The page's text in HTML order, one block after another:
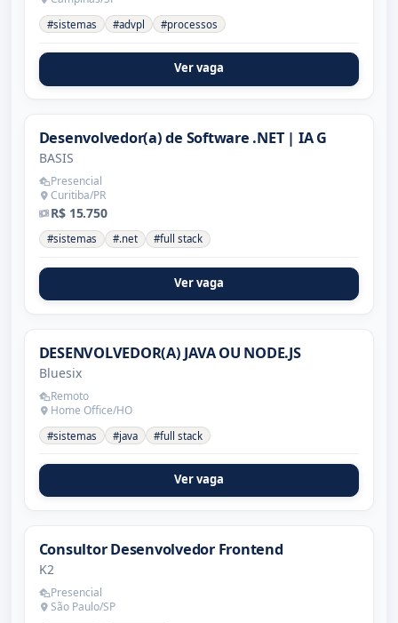
#sistemas #advpl #processos
Ver vaga
Desenvolvedor(a) de Software .NET | IA G
BASIS
Presencial
Curitiba/PR
R$ 15.750
#sistemas #.net #full stack
Ver vaga
DESENVOLVEDOR(A) JAVA OU NODE.JS
Bluesix
Remoto
Home Office/HO
#sistemas #java #full stack
Ver vaga
Consultor Desenvolvedor Frontend
K2
Presencial
São Paulo/SP